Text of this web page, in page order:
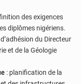
des exigences
diplômes nigériens.
du Directeur
et de la Géologie
: planification de la